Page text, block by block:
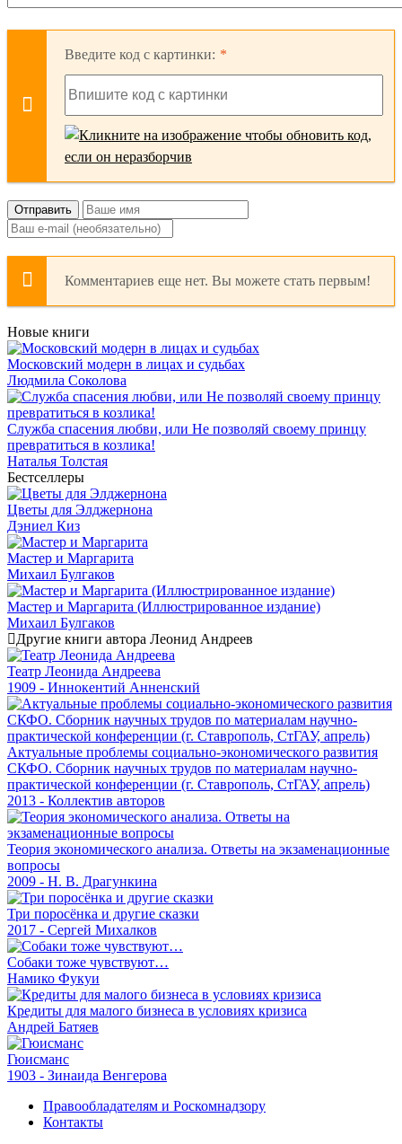
Введите код с картинки:
Отправить
Комментариев еще нет. Вы можете стать первым!
Новые книги
Московский модерн в лицах и судьбах
Людмила Соколова
Служба спасения любви, или Не позволяй своему принцу
превратиться в козлика!
Наталья Толстая
Бестселлеры
Цветы для Элджернона
Дэниел Киз
Мастер и Маргарита
Михаил Булгаков
Мастер и Маргарита (Иллюстрированное издание)
Михаил Булгаков
Другие книги автора Леонид Андреев
Театр Леонида Андреева
1909 - Иннокентий Анненский
Актуальные проблемы социально-экономического развития
СКФО. Сборник научных трудов по материалам научно-
практической конференции (г. Ставрополь, СтГАУ, апрель)
2013 - Коллектив авторов
Теория экономического анализа. Ответы на экзаменационные
вопросы
2009 - Н. В. Драгункина
Три поросёнка и другие сказки
2017 - Сергей Михалков
Собаки тоже чувствуют…
Намико Фукуи
Кредиты для малого бизнеса в условиях кризиса
Андрей Батяев
Гюисманс
1903 - Зинаида Венгерова
Правообладателям и Роскомнадзору
Контакты